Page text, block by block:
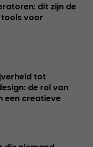
dit zijn de
voor
tot
de rol van
een creatieve